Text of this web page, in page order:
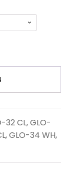
32 CL, GLO-
GLO-34 WH,